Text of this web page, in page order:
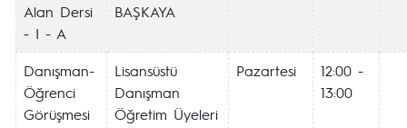
Alan Dersi
- I - A
BAŞKAYA
Danışman-
Öğrenci
Görüşmesi
Lisansüstü
Danışman
Öğretim Üyeleri
Pazartesi
12:00 -
13:00